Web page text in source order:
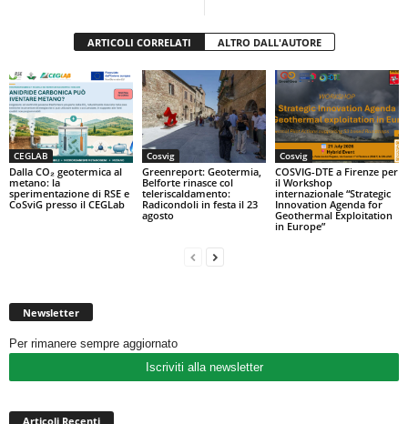
ARTICOLI CORRELATI ALTRO DALL'AUTORE
CEGLAB
Dalla CO₂ geotermica al
metano: la
sperimentazione di RSE e
CoSviG presso il CEGLab
Cosvig
Greenreport: Geotermia,
Belforte rinasce col
teleriscaldamento:
Radicondoli in festa il 23
agosto
Cosvig
COSVIG-DTE a Firenze per
il Workshop
internazionale “Strategic
Innovation Agenda for
Geothermal Exploitation
in Europe”
Newsletter
Per rimanere sempre aggiornato
Iscriviti alla newsletter
Articoli Recenti